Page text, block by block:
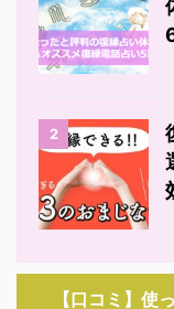
2
【口コミ】使